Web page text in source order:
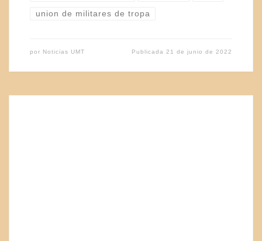
union de militares de tropa
por Noticias UMT Publicada21 de junio de 2022